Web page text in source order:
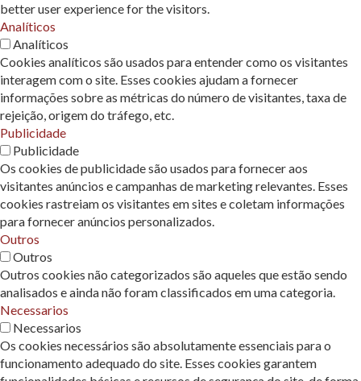
better user experience for the visitors.
Analíticos
Analíticos
Cookies analíticos são usados ​​para entender como os visitantes
interagem com o site. Esses cookies ajudam a fornecer
informações sobre as métricas do número de visitantes, taxa de
rejeição, origem do tráfego, etc.
Publicidade
Publicidade
Os cookies de publicidade são usados ​​para fornecer aos
visitantes anúncios e campanhas de marketing relevantes. Esses
cookies rastreiam os visitantes em sites e coletam informações
para fornecer anúncios personalizados.
Outros
Outros
Outros cookies não categorizados são aqueles que estão sendo
analisados ​​e ainda não foram classificados em uma categoria.
Necessarios
Necessarios
Os cookies necessários são absolutamente essenciais para o
funcionamento adequado do site. Esses cookies garantem